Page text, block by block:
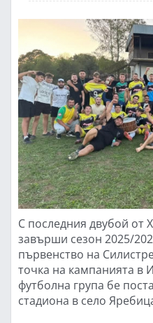
С последния двубой от
завърши сезон 2025/
първенство на
точка на кампанията в
футболна група бе
стадиона в село